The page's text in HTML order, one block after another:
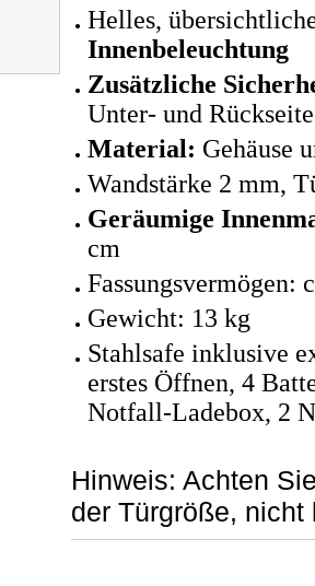
Helles,
Innenbeleuchtung
Zusätzliche
Unter- und Rückseite
Material: Gehäuse
Wandstärke 2 mm,
Geräumige
cm
Fassungsvermögen:
Gewicht: 13 kg
Stahlsafe inklusive
erstes Öffnen, 4
Notfall-Ladebox, 2
Hinweis: Achten
der Türgröße,